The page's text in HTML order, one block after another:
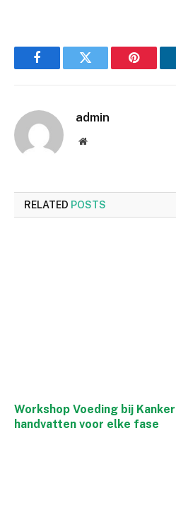
FacebookTwitter
admin
Website
RELATED POSTS
Workshop Voeding bij
handvatten voor elke fase